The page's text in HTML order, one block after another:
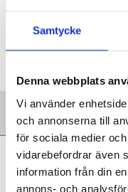
Samtycke
Denna webbplats
Vi använder
och annonserna till
för sociala medier
vidarebefordrar även
information från din
annons- och
Tobias